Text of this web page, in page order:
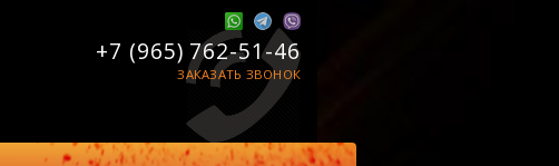
+7 (965) 762-51-46
ЗАКАЗАТЬ ЗВОНОК